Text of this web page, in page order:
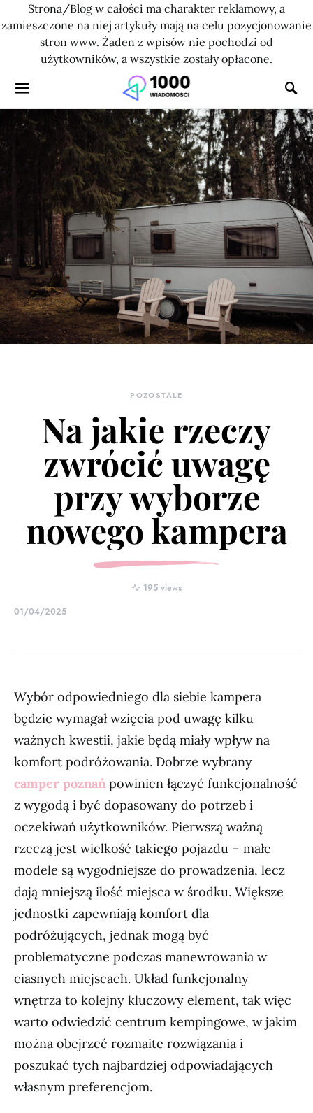
Strona/Blog w całości ma charakter reklamowy, a
zamieszczone na niej artykuły mają na celu pozycjonowanie
stron www. Żaden z wpisów nie pochodzi od
użytkowników, a wszystkie zostały opłacone.
POZOSTAŁE
Na jakie rzeczy
zwrócić uwagę
przy wyborze
nowego kampera
195 views
01/04/2025
Wybór odpowiedniego dla siebie kampera
będzie wymagał wzięcia pod uwagę kilku
ważnych kwestii, jakie będą miały wpływ na
komfort podróżowania. Dobrze wybrany
camper poznań powinien łączyć funkcjonalność
z wygodą i być dopasowany do potrzeb i
oczekiwań użytkowników. Pierwszą ważną
rzeczą jest wielkość takiego pojazdu – małe
modele są wygodniejsze do prowadzenia, lecz
dają mniejszą ilość miejsca w środku. Większe
jednostki zapewniają komfort dla
podróżujących, jednak mogą być
problematyczne podczas manewrowania w
ciasnych miejscach. Układ funkcjonalny
wnętrza to kolejny kluczowy element, tak więc
warto odwiedzić centrum kempingowe, w jakim
można obejrzeć rozmaite rozwiązania i
poszukać tych najbardziej odpowiadających
własnym preferencjom.